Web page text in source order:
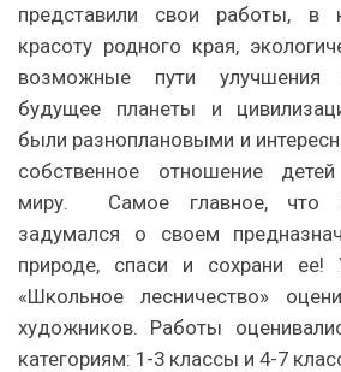
представили свои работы, в
красоту родного края,
возможные пути улучшения
будущее планеты и
были разноплановыми и
собственное отношение
миру. Самое главное, что
задумался о своем
природе, спаси и сохрани ее!
«Школьное лесничество»
художников. Работы
категориям: 1-3 классы и 4-7